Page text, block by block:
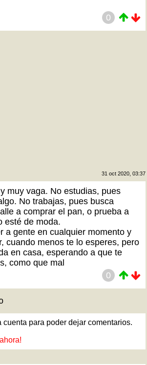
0
31 oct 2020, 03:37
muy vaga. No estudias, pues
No trabajas, pues busca
a comprar el pan, o prueba a
esté de moda.
a gente en cualquier momento y
cuando menos te lo esperes, pero
en casa, esperando a que te
como que mal
0
cuenta para poder dejar comentarios.